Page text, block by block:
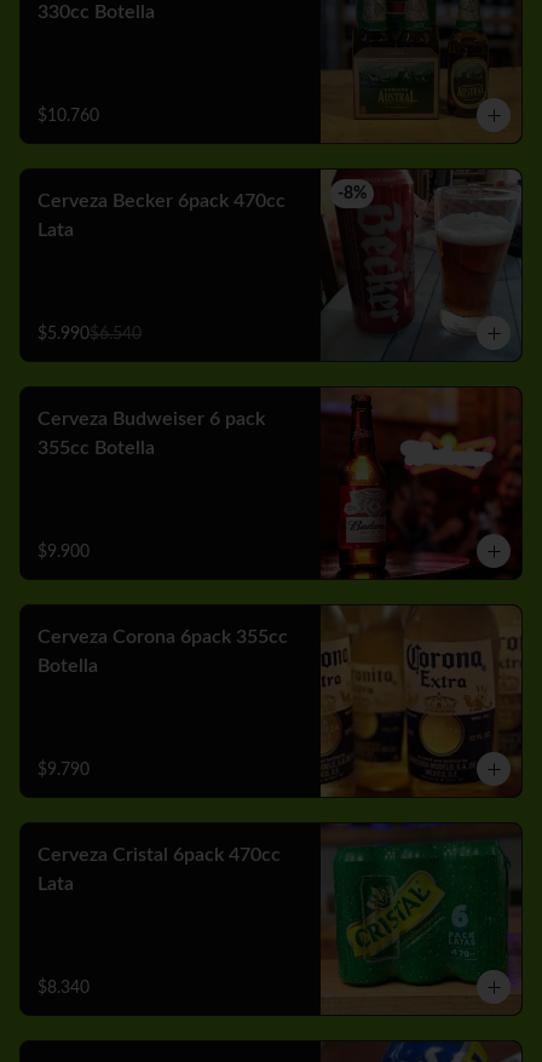
330cc Botella
$10.760
-8%
Cerveza Becker 6pack 470cc
Lata
$5.990$6.540
Cerveza Budweiser 6 pack
355cc Botella
$9.900
Cerveza Corona 6pack 355cc
Botella
$9.790
Cerveza Cristal 6pack 470cc
Lata
$8.340